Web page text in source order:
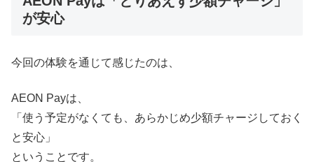
が安心
今回の体験を通じて感じたのは、
AEON Payは、
「使う予定がなくても、あらかじめ少額チャージしておく
と安心」
ということです。